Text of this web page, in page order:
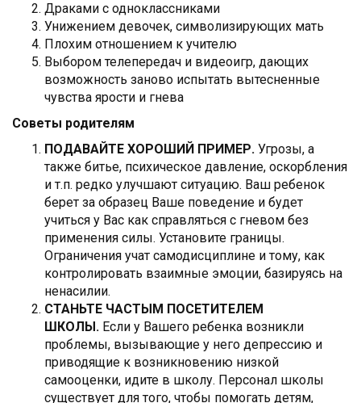
Драками с одноклассниками
Унижением девочек, символизирующих мать
Плохим отношением к учителю
Выбором телепередач и видеоигр, дающих
возможность заново испытать вытесненные
чувства ярости и гнева
Советы родителям
ПОДАВАЙТЕ ХОРОШИЙ ПРИМЕР. Угрозы, а
также битье, психическое давление, оскорбления
и т.п. редко улучшают ситуацию. Ваш ребенок
берет за образец Ваше поведение и будет
учиться у Вас как справляться с гневом без
применения силы. Установите границы.
Ограничения учат самодисциплине и тому, как
контролировать взаимные эмоции, базируясь на
ненасилии.
СТАНЬТЕ ЧАСТЫМ ПОСЕТИТЕЛЕМ
ШКОЛЫ. Если у Вашего ребенка возникли
проблемы, вызывающие у него депрессию и
приводящие к возникновению низкой
самооценки, идите в школу. Персонал школы
существует для того, чтобы помогать детям,